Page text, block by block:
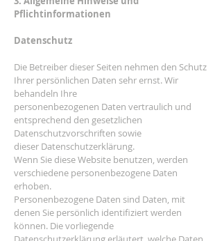
Pflichtinformationen
Datenschutz
Die Betreiber dieser Seiten nehmen den Schutz
Ihrer persönlichen Daten sehr ernst. Wir
behandeln Ihre
personenbezogenen Daten vertraulich und
entsprechend den gesetzlichen
Datenschutzvorschriften sowie
dieser Datenschutzerklärung.
Wenn Sie diese Website benutzen, werden
verschiedene personenbezogene Daten
erhoben.
Personenbezogene Daten sind Daten, mit
denen Sie persönlich identifiziert werden
können. Die vorliegende